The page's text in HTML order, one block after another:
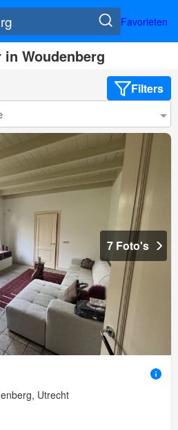
Favorieten
Woudenberg
Filters
7 Foto's
Utrecht